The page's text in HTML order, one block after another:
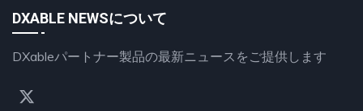
DXABLE NEWSについて
DXableパートナー製品の最新ニュースをご提供します